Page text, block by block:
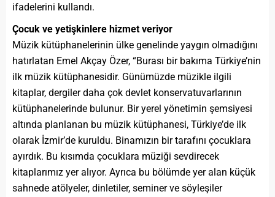
ifadelerini kullandı.
Çocuk ve yetişkinlere hizmet veriyor
Müzik kütüphanelerinin ülke genelinde yaygın olmadığını
hatırlatan Emel Akçay Özer, “Burası bir bakıma Türkiye’nin
ilk müzik kütüphanesidir. Günümüzde müzikle ilgili
kitaplar, dergiler daha çok devlet konservatuvarlarının
kütüphanelerinde bulunur. Bir yerel yönetimin şemsiyesi
altında planlanan bu müzik kütüphanesi, Türkiye’de ilk
olarak İzmir’de kuruldu. Binamızın bir tarafını çocuklara
ayırdık. Bu kısımda çocuklara müziği sevdirecek
kitaplarımız yer alıyor. Ayrıca bu bölümde yer alan küçük
sahnede atölyeler, dinletiler, seminer ve söyleşiler